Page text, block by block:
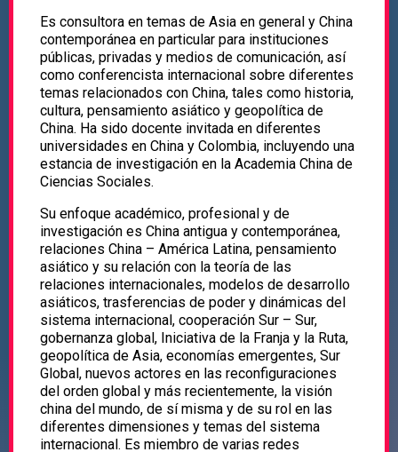
Es consultora en temas de Asia en general y China
contemporánea en particular para instituciones
públicas, privadas y medios de comunicación, así
como conferencista internacional sobre diferentes
temas relacionados con China, tales como historia,
cultura, pensamiento asiático y geopolítica de
China. Ha sido docente invitada en diferentes
universidades en China y Colombia, incluyendo una
estancia de investigación en la Academia China de
Ciencias Sociales.
Su enfoque académico, profesional y de
investigación es China antigua y contemporánea,
relaciones China – América Latina, pensamiento
asiático y su relación con la teoría de las
relaciones internacionales, modelos de desarrollo
asiáticos, trasferencias de poder y dinámicas del
sistema internacional, cooperación Sur – Sur,
gobernanza global, Iniciativa de la Franja y la Ruta,
geopolítica de Asia, economías emergentes, Sur
Global, nuevos actores en las reconfiguraciones
del orden global y más recientemente, la visión
china del mundo, de sí misma y de su rol en las
diferentes dimensiones y temas del sistema
internacional. Es miembro de varias redes